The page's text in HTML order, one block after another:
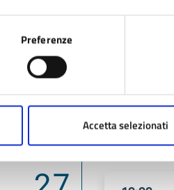
Preferenze
Accetta selezionati
Date e orari
2025